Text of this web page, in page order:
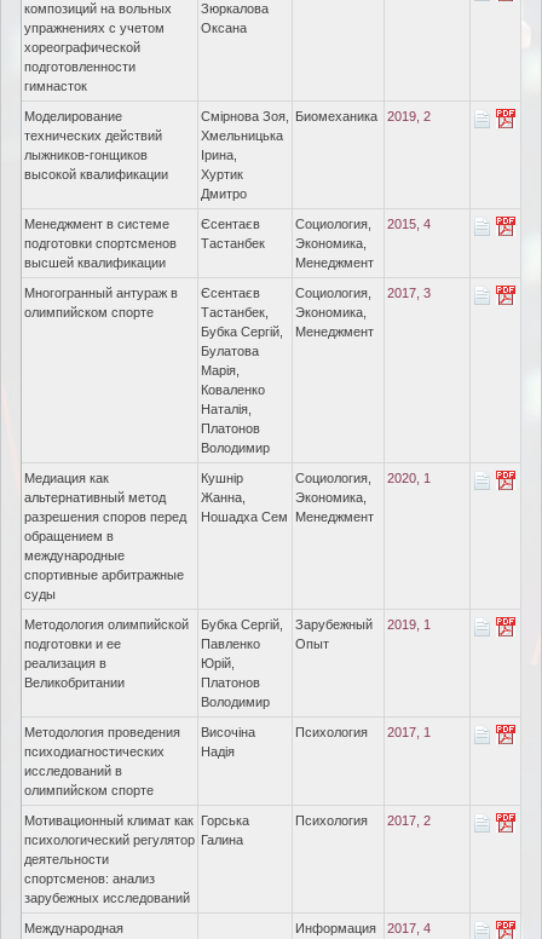
композиций на вольных
упражнениях с учетом
хореографической
подготовленности
гимнасток
Зюркалова
Оксана
Моделирование
технических действий
лыжников-гонщиков
высокой квалификации
Смірнова Зоя,
Хмельницька
Ірина,
Хуртик
Дмитро
Биомеханика 2019, 2
Менеджмент в системе
подготовки спортсменов
высшей квалификации
Єсентаєв
Тастанбек
Социология,
Экономика,
Менеджмент
2015, 4
Многогранный антураж в
олимпийском спорте
Єсентаєв
Тастанбек,
Бубка Сергій,
Булатова
Марія,
Коваленко
Наталія,
Платонов
Володимир
Социология,
Экономика,
Менеджмент
2017, 3
Медиация как
альтернативный метод
разрешения споров перед
обращением в
международные
спортивные арбитражные
суды
Кушнір
Жанна,
Ношадха Сем
Социология,
Экономика,
Менеджмент
2020, 1
Методология олимпийской
подготовки и ее
реализация в
Великобритании
Бубка Сергій,
Павленко
Юрій,
Платонов
Володимир
Зарубежный
Опыт
2019, 1
Методология проведения
психодиагностических
исследований в
олимпийском спорте
Височіна
Надія
Психология 2017, 1
Мотивационный климат как
психологический регулятор
деятельности
спортсменов: анализ
зарубежных исследований
Горська
Галина
Психология 2017, 2
Международная
Информация 2017, 4